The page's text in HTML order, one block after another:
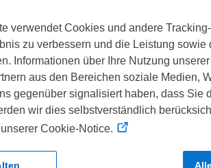
Dell Technologies
Copyright © 2026
verwendet Cookies und andere
zu verbessern und die Leistung sowie
Informationen über Ihre Nutzung
aus den Bereichen soziale Medien,
gegenüber signalisiert haben, dass Sie
wir dies selbstverständlich
Cookie-Notice.